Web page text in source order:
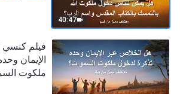
40:47
فيلم كنسي
الإيمان
ملكوت